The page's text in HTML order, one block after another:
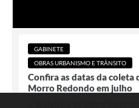
GABINETE
OBRAS URBANISMO E TRÂNSITO
Confira as datas da coleta
Morro Redondo em julho